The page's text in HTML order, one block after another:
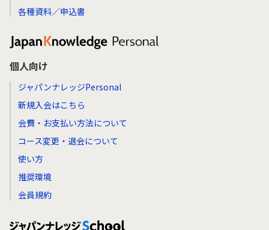
各種資料／申込書
個人向け
ジャパンナレッジPersonal
新規入会はこちら
会費・お支払い方法について
コース変更・退会について
使い方
推奨環境
会員規約